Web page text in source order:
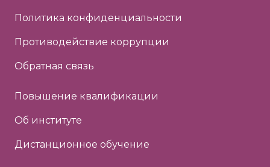
Политика конфиденциальности
Противодействие коррупции
Обратная связь
Повышение квалификации
Об институте
Дистанционное обучение